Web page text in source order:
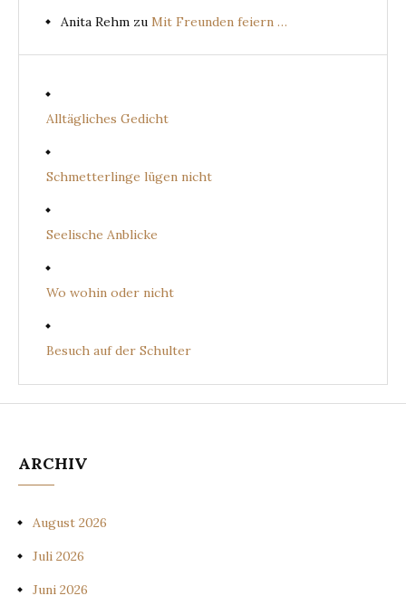
Anita Rehm zu Mit Freunden feiern …
Alltägliches Gedicht
Schmetterlinge lügen nicht
Seelische Anblicke
Wo wohin oder nicht
Besuch auf der Schulter
ARCHIV
August 2026
Juli 2026
Juni 2026